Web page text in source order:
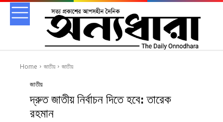
Home জাতীয় জাতীয়
জাতীয়
দ্রুত জাতীয় নির্বাচন দিতে হবে: তারেক
রহমান